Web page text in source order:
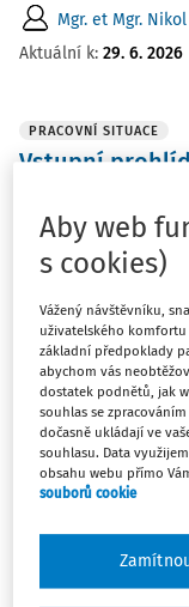
Mgr. et Mgr.
Aktuální k: 29. 6. 2026
PRACOVNÍ SITUACE
Vstupní
Vstupní prohlídky
poměr doznaly v
specifických
předpisů (dále jen
poměrně
Mgr. et Mgr. Nikol
Aktuální k:28. 6. 2026
ČLÁNKY
Dne 1. 1. 2026
Aby web
s cookies)
Vážený návštěvníku,
uživatelského
základní předpoklady
abychom vás
dostatek podnětů, jak
souhlas se
dočasně ukládají ve
souhlasu. Data
obsahu webu přímo
souborů cookie